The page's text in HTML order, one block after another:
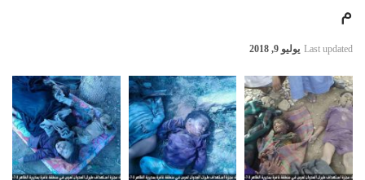
م
Last updated يوليو 9, 2018